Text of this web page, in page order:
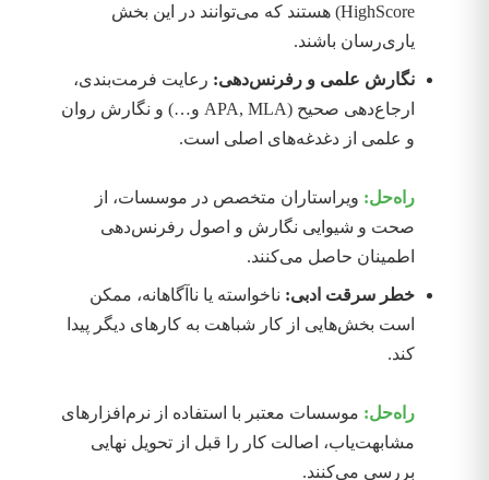
HighScore) هستند که می‌توانند در این بخش
یاری‌رسان باشند.
نگارش علمی و رفرنس‌دهی: رعایت فرمت‌بندی،
ارجاع‌دهی صحیح (APA, MLA و…) و نگارش روان
و علمی از دغدغه‌های اصلی است.
راه‌حل: ویراستاران متخصص در موسسات، از
صحت و شیوایی نگارش و اصول رفرنس‌دهی
اطمینان حاصل می‌کنند.
خطر سرقت ادبی: ناخواسته یا ناآگاهانه، ممکن
است بخش‌هایی از کار شباهت به کارهای دیگر پیدا
کند.
راه‌حل: موسسات معتبر با استفاده از نرم‌افزارهای
مشابهت‌یاب، اصالت کار را قبل از تحویل نهایی
بررسی می‌کنند.